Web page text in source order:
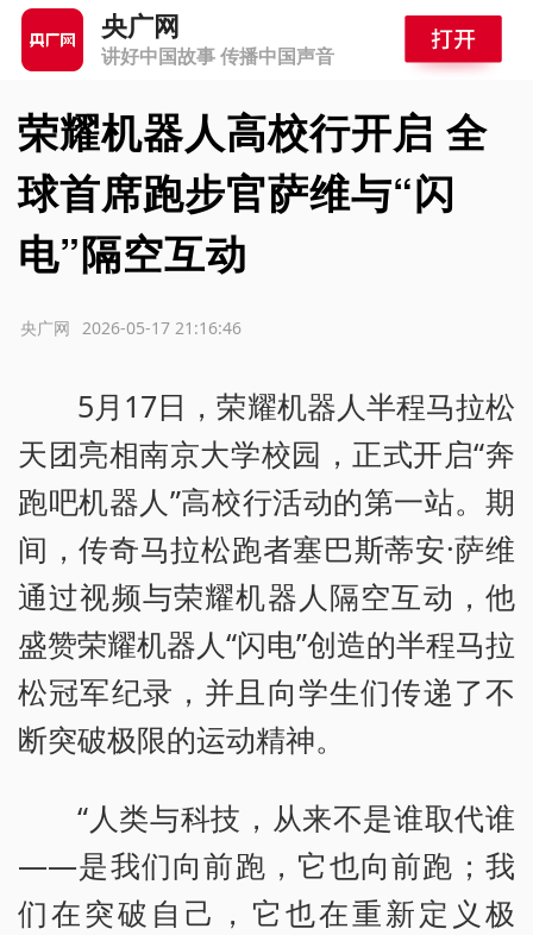
央广网
讲好中国故事 传播中国声音
荣耀机器人高校行开启 全
球首席跑步官萨维与“闪
电”隔空互动
2026-05-17 21:16:46
央广网
5月17日，荣耀机器人半程马拉松
天团亮相南京大学校园，正式开启“奔
跑吧机器人”高校行活动的第一站。期
间，传奇马拉松跑者塞巴斯蒂安·萨维
通过视频与荣耀机器人隔空互动，他
盛赞荣耀机器人“闪电”创造的半程马拉
松冠军纪录，并且向学生们传递了不
断突破极限的运动精神。
“人类与科技，从来不是谁取代谁
——是我们向前跑，它也向前跑；我
们在突破自己，它也在重新定义极